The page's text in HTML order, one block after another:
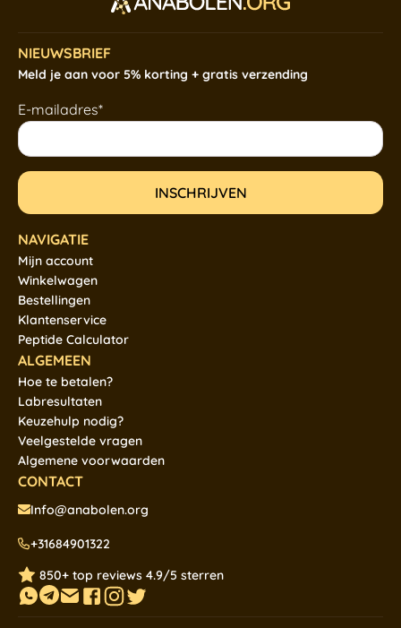
NIEUWSBRIEF
Meld je aan voor 5% korting + gratis verzending
E-mailadres*
NAVIGATIE
Mijn account
Winkelwagen
Bestellingen
Klantenservice
Peptide Calculator
ALGEMEEN
Hoe te betalen?
Labresultaten
Keuzehulp nodig?
Veelgestelde vragen
Algemene voorwaarden
CONTACT
Info@anabolen.org
+31684901322
850+ top reviews 4.9/5 sterren